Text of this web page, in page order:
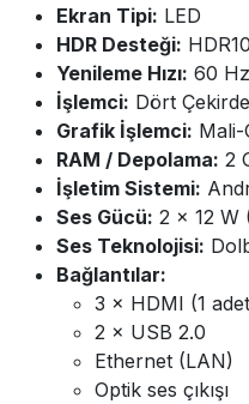
Ekran Tipi: LED
HDR Desteği: HDR10
Yenileme Hızı: 60 Hz
İşlemci: Dört
Grafik İşlemci: Mali-
RAM / Depolama: 2
İşletim Sistemi:
Ses Gücü: 2 × 12 W
Ses Teknolojisi:
Bağlantılar:
3 × HDMI (1
2 × USB 2.0
Ethernet (LAN)
Optik ses çıkışı